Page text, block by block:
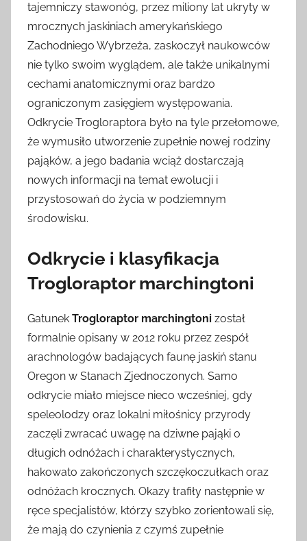
tajemniczy stawonóg, przez miliony lat ukryty w
mrocznych jaskiniach amerykańskiego
Zachodniego Wybrzeża, zaskoczył naukowców
nie tylko swoim wyglądem, ale także unikalnymi
cechami anatomicznymi oraz bardzo
ograniczonym zasięgiem występowania.
Odkrycie Trogloraptora było na tyle przełomowe,
że wymusiło utworzenie zupełnie nowej rodziny
pająków, a jego badania wciąż dostarczają
nowych informacji na temat ewolucji i
przystosowań do życia w podziemnym
środowisku.
Odkrycie i klasyfikacja
Trogloraptor marchingtoni
Gatunek Trogloraptor marchingtoni został
formalnie opisany w 2012 roku przez zespół
arachnologów badających faunę jaskiń stanu
Oregon w Stanach Zjednoczonych. Samo
odkrycie miało miejsce nieco wcześniej, gdy
speleolodzy oraz lokalni miłośnicy przyrody
zaczęli zwracać uwagę na dziwne pająki o
długich odnóżach i charakterystycznych,
hakowato zakończonych szczękoczułkach oraz
odnóżach krocznych. Okazy trafiły następnie w
ręce specjalistów, którzy szybko zorientowali się,
że mają do czynienia z czymś zupełnie